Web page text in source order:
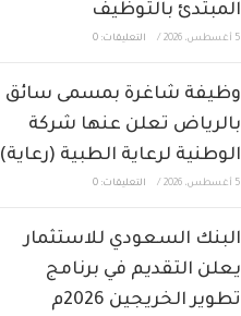
المبتدئ بالتوظيف
5 أغسطس، 2026 / التعليقات: 0
وظيفة شاغرة بمسمى سائق
بالرياض تعلن عنها شركة
الوطنية لرعاية الطبية (رعاية)
5 أغسطس، 2026 / التعليقات: 0
البنك السعودي للاستثمار
يعلن التقديم في برنامج
تطوير الخريجين 2026م